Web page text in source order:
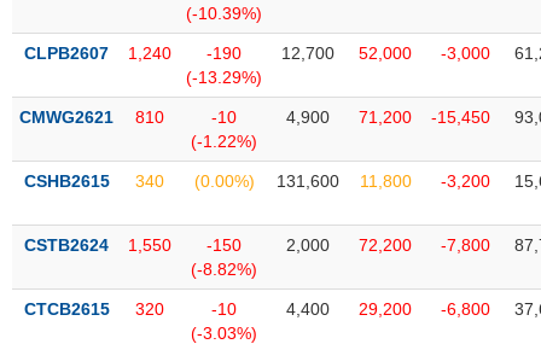
tức
kiện
liệu
lý
thị
(-10.39%)
CLPB2607 1,240
-190
(-13.29%)
12,700 52,000 -3,000
CMWG2621 810
-10
(-1.22%)
4,900 71,200 -15,450
CSHB2615 340 (0.00%) 131,600 11,800 -3,200
CSTB2624 1,550
-150
(-8.82%)
2,000 72,200 -7,800
CTCB2615 320
-10
(-3.03%)
4,400 29,200 -6,800
NGHIỆP
TIÊU
KHÔNG
THIẾT